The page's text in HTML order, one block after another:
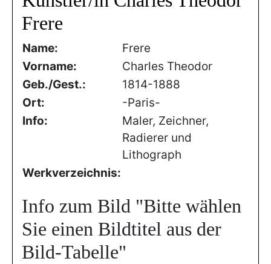
Frere
Name:
Frere
Vorname:
Charles Theodor
Geb./Gest.:
1814-1888
Ort:
-Paris-
Info:
Maler, Zeichner,
Radierer und
Lithograph
Werkverzeichnis:
Info zum Bild "Bitte wählen
Sie einen Bildtitel aus der
Bild-Tabelle"